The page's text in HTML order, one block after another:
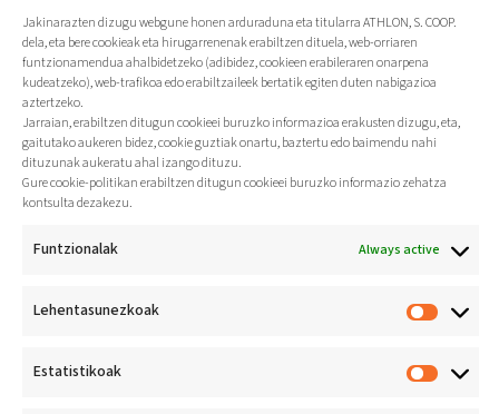
Jakinarazten dizugu webgune honen arduraduna eta titularra ATHLON, S. COOP.
dela, eta bere cookieak eta hirugarrenenak erabiltzen dituela, web-orriaren
funtzionamendua ahalbidetzeko (adibidez, cookieen erabileraren onarpena
kudeatzeko), web-trafikoa edo erabiltzaileek bertatik egiten duten nabigazioa
aztertzeko.
Jarraian, erabiltzen ditugun cookieei buruzko informazioa erakusten dizugu, eta,
gaitutako aukeren bidez, cookie guztiak onartu, baztertu edo baimendu nahi
dituzunak aukeratu ahal izango dituzu.
Gure cookie-politikan erabiltzen ditugun cookieei buruzko informazio zehatza
kontsulta dezakezu.
Funtzionalak Always active
Lehentasunezkoak
Estatistikoak
Para saber más:
http://sportics.es/motoactv-
reproduce-la-musica-que-te-llevo-en-volandas/
osasungarri gisa